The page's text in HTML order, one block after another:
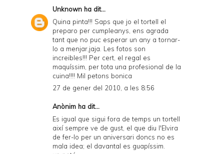
Unknown ha dit...
Quina pinta!!! Saps que jo el tortell el
preparo per cumpleanys, ens agrada
tant que no puc esperar un any a tornar-
lo a menjar,jaja. Les fotos son
increibles!!! Per cert, el regal es
maquíssim, per tota una profesional de la
cuina!!!! Mil petons bonica
27 de gener del 2010, a les 8:56
Anònim ha dit...
Es igual que sigui fora de temps un tortell
així sempre ve de gust, el que diu l'Elvira
de fer-lo per un aniversari doncs no es
mala idea; el davantal es guapíssim.